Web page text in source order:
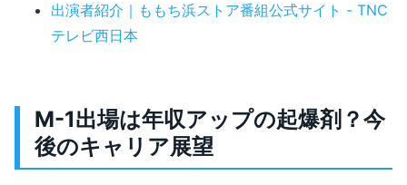
出演者紹介｜ももち浜ストア番組公式サイト - TNC
テレビ西日本
M-1出場は年収アップの起爆剤？今
後のキャリア展望